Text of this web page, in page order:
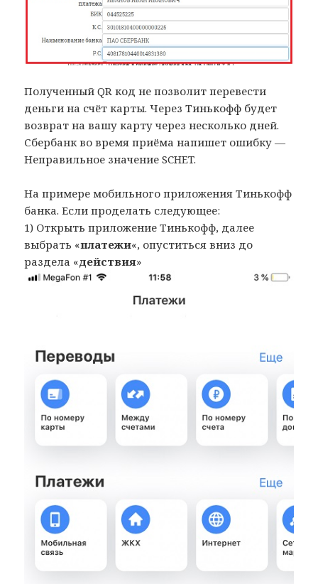
Полученный QR код не позволит перевести
деньги на счёт карты. Через Тинькофф будет
возврат на вашу карту через несколько дней.
Сбербанк во время приёма напишет ошибку —
Неправильное значение SCHET.
На примере мобильного приложения Тинькофф
банка. Если проделать следующее:
1) Открыть приложение Тинькофф, далее
выбрать «платежи«, опуститься вниз до
раздела «действия»